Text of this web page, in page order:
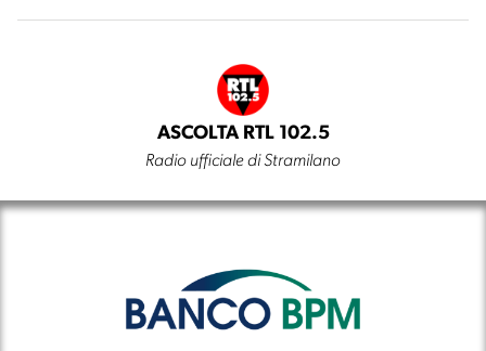
ASCOLTA RTL 102.5
Radio ufficiale di Stramilano